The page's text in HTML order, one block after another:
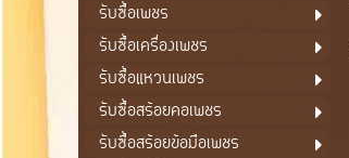
รับซื้อเพชร
รับซื้อเครื่องเพชร
รับซื้อแหวนเพชร
รับซื้อสร้อยคอเพชร
รับซื้อสร้อยข้อมือเพชร